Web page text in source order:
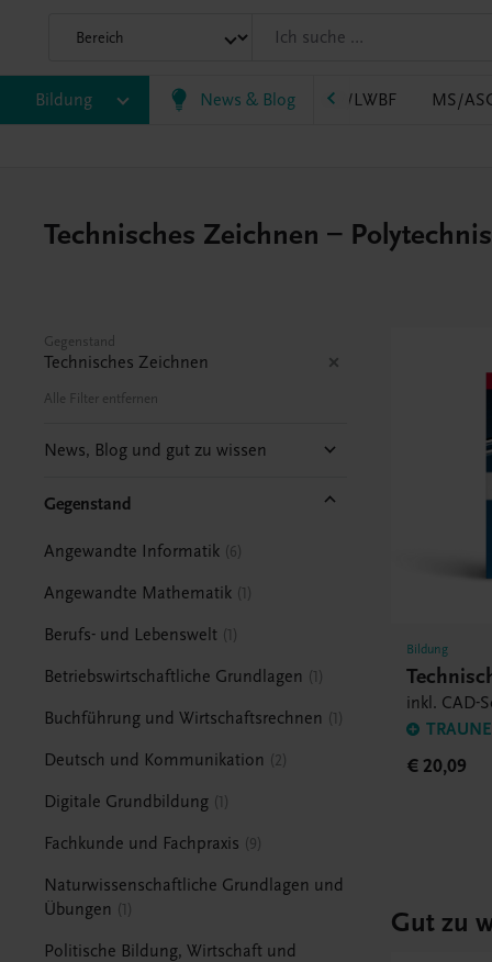
Bildung News & Blog
HLT/Kolleg HLW HTL/FS LW/LWBF MS/
Technisches Zeichnen –
Gegenstand
Technisches Zeichnen
Alle Filter entfernen
News, Blog und gut zu wissen
Gegenstand
Angewandte Informatik 6
Angewandte Mathematik 1
Berufs- und Lebenswelt 1
Betriebswirtschaftliche Grundlagen 1
Buchführung und Wirtschaftsrechnen 1
Deutsch und Kommunikation 2
Digitale Grundbildung 1
Fachkunde und Fachpraxis 9
Naturwissenschaftliche Grundlagen und
Übungen
1
Politische Bildung, Wirtschaft und
Bildung
inkl. CAD-
€ 20,09
Gut zu